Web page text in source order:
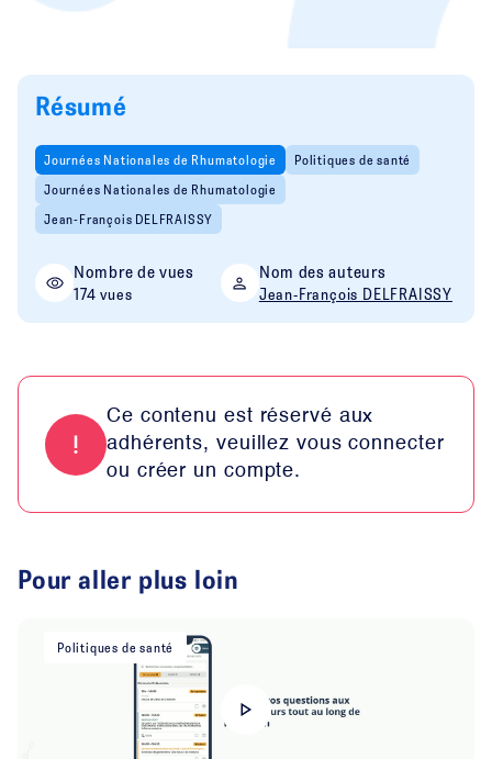
Résumé
Journées Nationales de Rhumatologie
Politiques de santé
Journées Nationales de Rhumatologie
Jean-François DELFRAISSY
Nombre de vues
174 vues
Nom des auteurs
Jean-François DELFRAISSY
Ce contenu est réservé aux
adhérents, veuillez vous connecter
ou créer un compte.
Pour aller plus loin
Politiques de santé